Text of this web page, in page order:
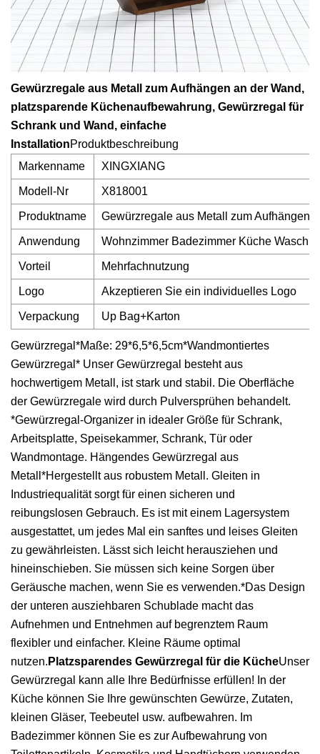
Gewürzregale aus Metall zum Aufhängen an der Wand,
platzsparende Küchenaufbewahrung, Gewürzregal für
Schrank und Wand, einfache
InstallationProduktbeschreibung
Markenname
XINGXIANG
Modell-Nr X818001
Produktname Gewürzregale aus Metall zum Aufhängen
Anwendung Wohnzimmer Badezimmer Küche
Vorteil Mehrfachnutzung
Logo Akzeptieren Sie ein individuelles Logo
Verpackung Up Bag+Karton
Gewürzregal*Maße: 29*6,5*6,5cm*Wandmontiertes
Gewürzregal* Unser Gewürzregal besteht aus
hochwertigem Metall, ist stark und stabil. Die Oberfläche
der Gewürzregale wird durch Pulversprühen behandelt.
*Gewürzregal-Organizer in idealer Größe für Schrank,
Arbeitsplatte, Speisekammer, Schrank, Tür oder
Wandmontage. Hängendes Gewürzregal aus
Metall*Hergestellt aus robustem Metall. Gleiten in
Industriequalität sorgt für einen sicheren und
reibungslosen Gebrauch. Es ist mit einem Lagersystem
ausgestattet, um jedes Mal ein sanftes und leises Gleiten
zu gewährleisten. Lässt sich leicht herausziehen und
hineinschieben. Sie müssen sich keine Sorgen über
Geräusche machen, wenn Sie es verwenden.*Das Design
der unteren ausziehbaren Schublade macht das
Aufnehmen und Entnehmen auf begrenztem Raum
flexibler und einfacher. Kleine Räume optimal
nutzen. Platzsparendes Gewürzregal für die KücheUnser
Gewürzregal kann alle Ihre Bedürfnisse erfüllen! In der
Küche können Sie Ihre gewünschten Gewürze, Zutaten,
kleinen Gläser, Teebeutel usw. aufbewahren. Im
Badezimmer können Sie es zur Aufbewahrung von